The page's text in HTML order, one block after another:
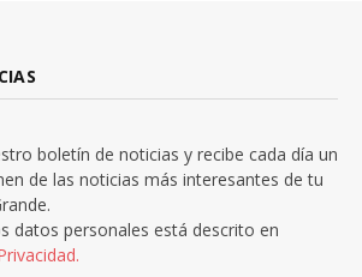
boletín de noticias y recibe cada día un
de las noticias más interesantes de tu
datos personales está descrito en